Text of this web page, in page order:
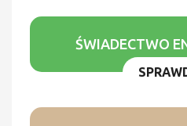
ŚWIADECTWO